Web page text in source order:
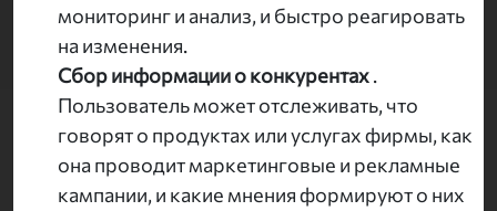
мониторинг и анализ, и быстро реагировать
на изменения.
Сбор информации о конкурентах.
Пользователь может отслеживать, что
говорят о продуктах или услугах фирмы, как
она проводит маркетинговые и рекламные
кампании, и какие мнения формируют о них